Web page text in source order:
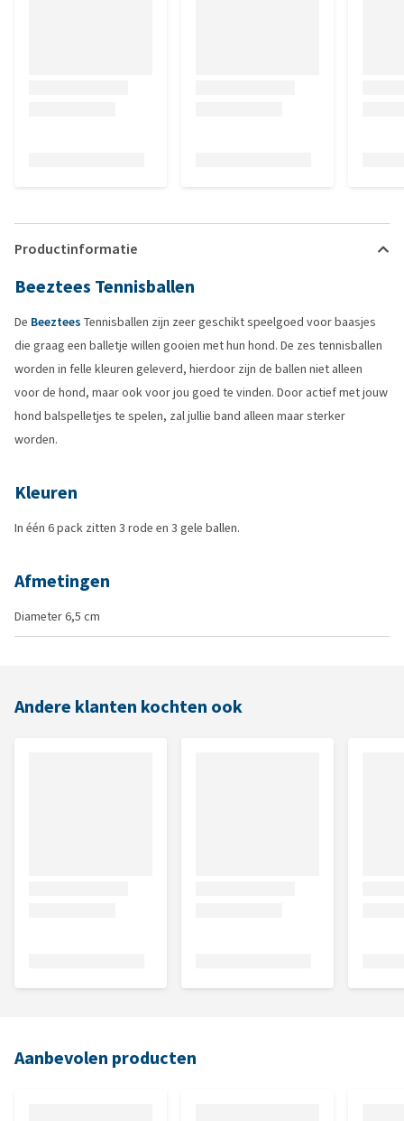
Productinformatie
Beeztees Tennisballen
De Beeztees Tennisballen zijn zeer geschikt speelgoed voor baasjes
die graag een balletje willen gooien met hun hond. De zes tennisballen
worden in felle kleuren geleverd, hierdoor zijn de ballen niet alleen
voor de hond, maar ook voor jou goed te vinden. Door actief met jouw
hond balspelletjes te spelen, zal jullie band alleen maar sterker
worden.
Kleuren
In één 6 pack zitten 3 rode en 3 gele ballen.
Afmetingen
Diameter 6,5 cm
Andere klanten kochten ook
Aanbevolen producten